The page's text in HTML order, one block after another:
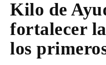
Kilo de
fortalecer
los